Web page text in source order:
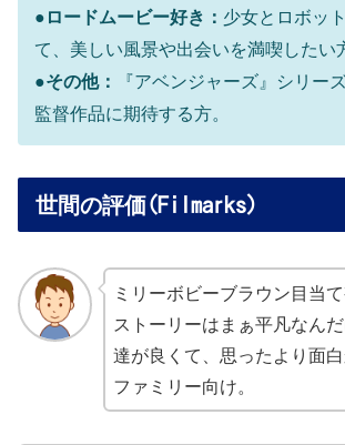
● ロードムービー好き： 少女とロボッ
て、美しい風景や出会いを満喫したい
●その他：
『アベンジャーズ』シリー
監督作品に期待する方。
世間の評価(Filmarks)
ミリーボビーブラウン目当て
ストーリーはまぁ平凡なん
達が良くて、思ったより面白
ファミリー向け。